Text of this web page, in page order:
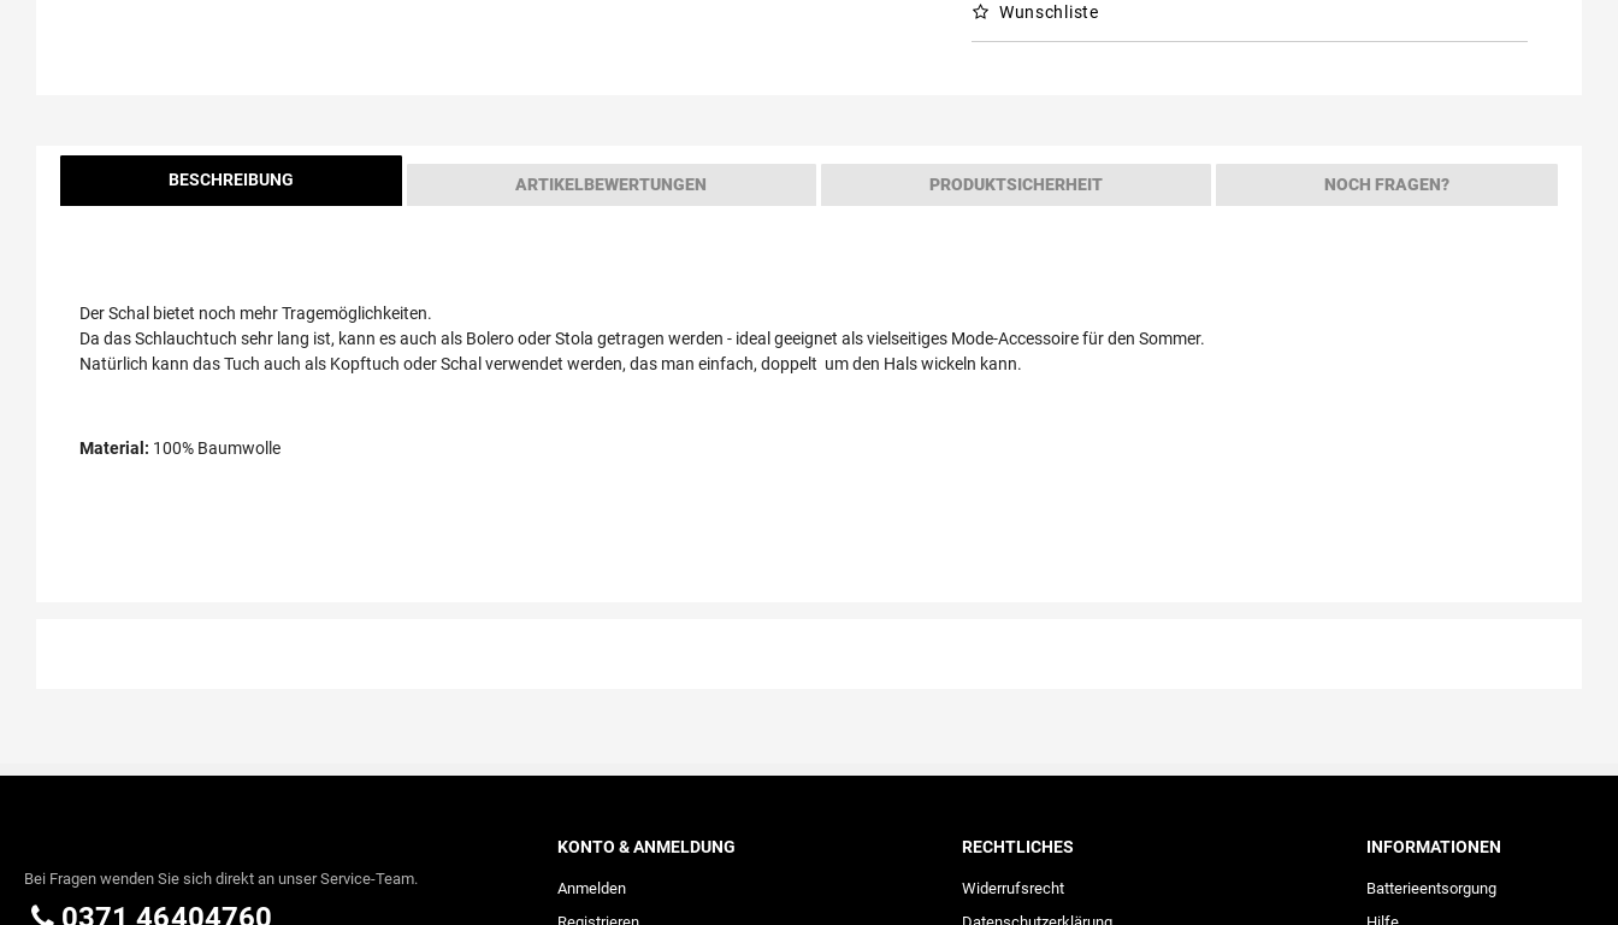
Wunschliste
BESCHREIBUNG ARTIKELBEWERTUNGEN PRODUKTSICHERHEIT NOCH FRAGEN?
Der Schal bietet noch mehr Tragemöglichkeiten.
Da das Schlauchtuch sehr lang ist, kann es auch als Bolero oder Stola getragen werden - ideal geeignet als vielseitiges Mode-Accessoire für den Sommer.
Natürlich kann das Tuch auch als Kopftuch oder Schal verwendet werden, das man einfach, doppelt um den Hals wickeln kann.
Material: 100% Baumwolle
Bei Fragen wenden Sie sich direkt an unser Service-Team.
0371 46404760
KONTO & ANMELDUNG
Anmelden
RECHTLICHES
Widerrufs­recht
INFORMATIONEN
Batterieentsorgung